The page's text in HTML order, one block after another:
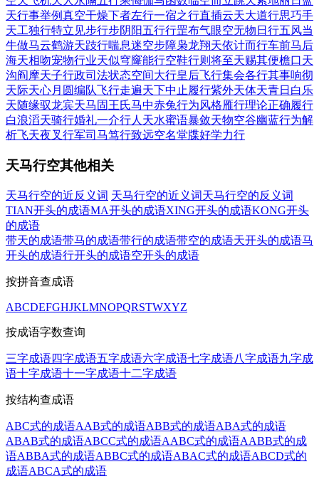
天行事举例真空干燥下者左行一宿之行直插云天大道行思巧手
天工独行特立 见步行步阴阳五行行罡布气眼空无物 日行五风当
牛做马云鹤游天跂行喘息迷空步障枭龙翔天依计而行车前马后
海天相吻宠物行业天似穹窿能行空鞋行则将至天赐其便檐口天
沟阎摩天子行政司法状态空间大行皇后飞行集会各行其事响彻
天际天心月圆编队飞行走遍天下中止履行紫外天体天青日白 乐
天随缘驭龙宾天马固王氏马中赤兔行为风格雁行理论正确履行
白浪滔天骑行婚礼一介行人 天水蜜语暴敛天物空谷幽蓝行为解
析飞天夜叉 行军司马笃行致远空名堂牒好学力行
天马行空其他相关
天马行空的近反义词 天马行空的近义词天马行空的反义词
TIAN开头的成语MA开头的成语XING开头的成语KONG开头
的成语
带天的成语带马的成语带行的成语带空的成语天开头的成语马
开头的成语行开头的成语空开头的成语
按拼音查成语
ABCDEFGHJKLMNOPQRSTWXYZ
按成语字数查询
三字成语四字成语五字成语六字成语七字成语八字成语九字成
语十字成语十一字成语十二字成语
按结构查成语
ABC式的成语AAB式的成语ABB式的成语ABA式的成语
ABAB式的成语ABCC式的成语AABC式的成语AABB式的成
语ABBA式的成语ABBC式的成语ABAC式的成语ABCD式的
成语ABCA式的成语